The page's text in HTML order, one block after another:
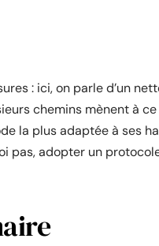
: ici, on parle d’un
chemins mènent à
la plus adaptée à ses
pas, adopter un